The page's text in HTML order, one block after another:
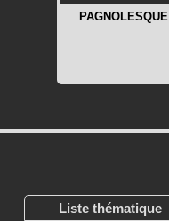
PAGNOLESQUE
Liste thématique